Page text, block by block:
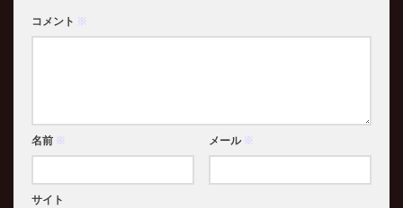
コメント ※
名前 ※ メール ※
サイト